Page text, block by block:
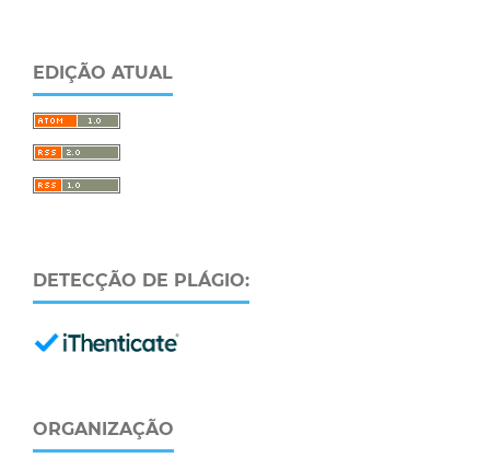
EDIÇÃO ATUAL
DETECÇÃO DE PLÁGIO:
ORGANIZAÇÃO